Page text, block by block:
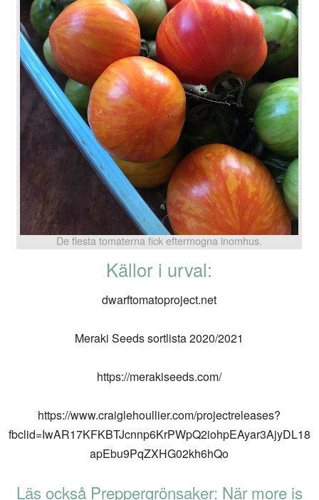
De flesta tomaterna fick eftermogna inomhus.
Källor i urval:
dwarftomatoproject.net
Meraki Seeds sortlista 2020/2021
https://merakiseeds.com/
https://www.craiglehoullier.com/projectreleases?
fbclid=IwAR17KFKBTJcnnp6KrPWpQ2iohpEAyar3AjyDL18
apEbu9PqZXHG02kh6hQo
Läs också Preppergrönsaker: När more is